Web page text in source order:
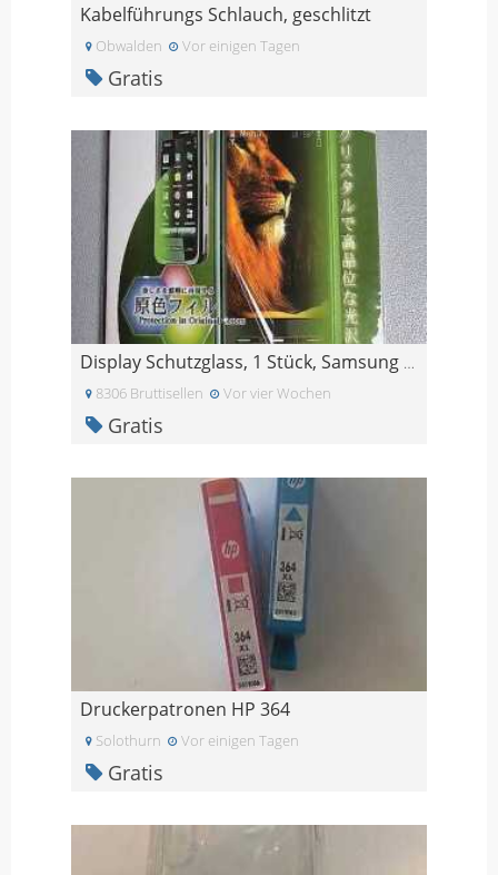
Kabelführungs Schlauch, geschlitzt
Obwalden Vor einigen Tagen
Gratis
Display Schutzglass, 1 Stück, Samsung Galaxy S8
8306 Bruttisellen Vor vier Wochen
Gratis
Druckerpatronen HP 364
Solothurn Vor einigen Tagen
Gratis